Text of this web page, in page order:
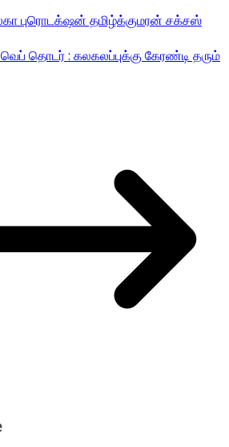
புரொடக்‌ஷன் தமிழ்க்குமரன் சக்சஸ்
வெப் தொடர் : கலகலப்புக்கு கேரண்டி தரும்